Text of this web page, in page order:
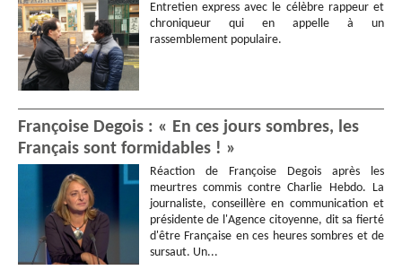
Entretien express avec le célèbre rappeur et
chroniqueur qui en appelle à un
rassemblement populaire.
Françoise Degois : « En ces jours sombres, les
Français sont formidables ! »
Réaction de Françoise Degois après les
meurtres commis contre Charlie Hebdo. La
journaliste, conseillère en communication et
présidente de l'Agence citoyenne, dit sa fierté
d'être Française en ces heures sombres et de
sursaut. Un...